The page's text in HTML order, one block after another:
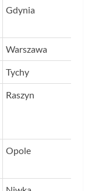
Gdynia
Warszawa
Tychy
Raszyn
Opole